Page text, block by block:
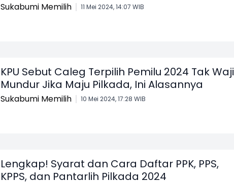
Sukabumi Memilih 11 Mei 2024, 14:07 WIB
KPU Sebut Caleg Terpilih Pemilu 2024 Tak
Mundur Jika Maju Pilkada, Ini Alasannya
Sukabumi Memilih 10 Mei 2024, 17:28 WIB
Lengkap! Syarat dan Cara Daftar PPK, PPS,
KPPS, dan Pantarlih Pilkada 2024